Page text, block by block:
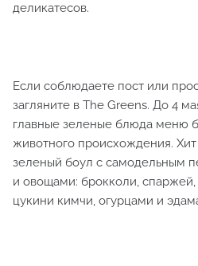
деликатесов.
Если соблюдаете пост или
загляните в The Greens. До 4
главные зеленые блюда меню
животного происхождения.
зеленый боул с самодельным
и овощами: брокколи,
цукини кимчи, огурцами и